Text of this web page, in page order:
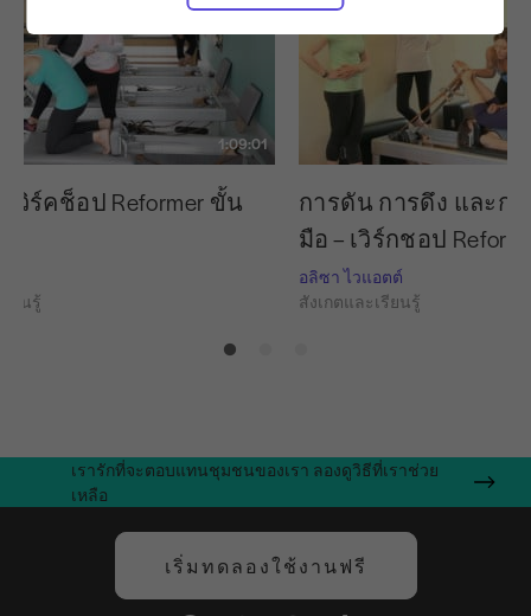
1:09:01
วิร์คช็อป Reformer ขั้น
ยนรู้
การดัน การดึง และก
มือ – เวิร์กชอป
อลิซา ไวแอตต์
สังเกตและเรียนรู้
เรารักที่จะตอบแทนชุมชนของเรา ลองดูวิธีที่เราช่วย
เหลือ
เริ่มทดลองใช้งานฟรี